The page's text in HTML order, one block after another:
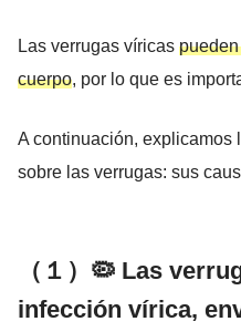
Las verrugas víricas
cuerpo, por lo que es
A continuación, explicamos
sobre las verrugas: sus
（１）🦠 Las
infección vírica,